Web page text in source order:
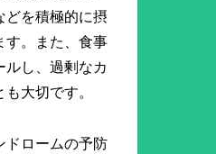
どを積極的に摂
す。また、食事
ルし、過剰なカ
大切です。
ドロームの予防